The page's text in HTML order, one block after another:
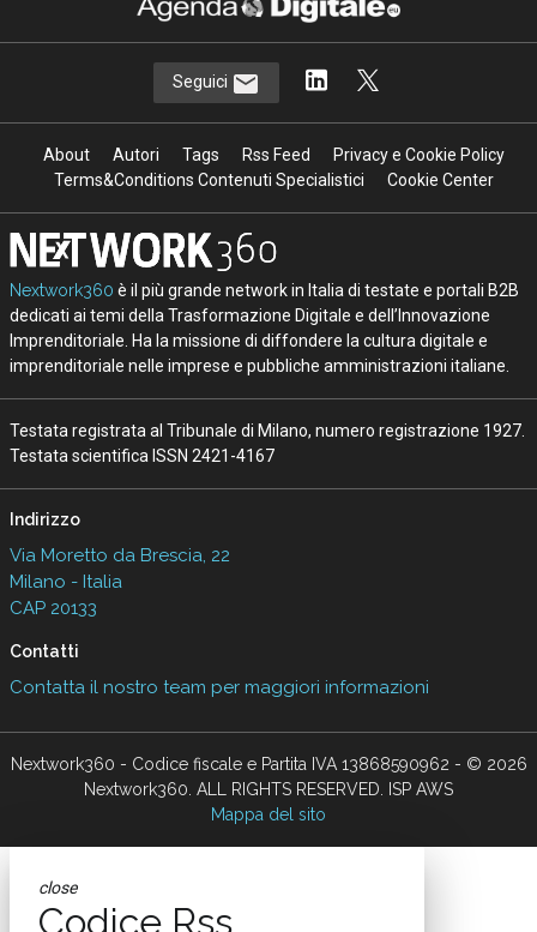
Seguici
About Autori Tags Rss Feed
Privacy e Cookie Policy
Terms&Conditions Contenuti Specialistici
Cookie Center
Nextwork360 è il più grande network in Italia di testate e portali B2B
dedicati ai temi della Trasformazione Digitale e dell’Innovazione
Imprenditoriale. Ha la missione di diffondere la cultura digitale e
imprenditoriale nelle imprese e pubbliche amministrazioni italiane.
Testata registrata al Tribunale di Milano, numero registrazione 1927.
Testata scientifica ISSN 2421-4167
Indirizzo
Via Moretto da Brescia, 22
Milano - Italia
CAP 20133
Contatti
Contatta il nostro team per maggiori informazioni
Nextwork360 - Codice fiscale e Partita IVA 13868590962 - © 2026
Nextwork360. ALL RIGHTS RESERVED. ISP AWS
Mappa del sito
close
Codice Rss